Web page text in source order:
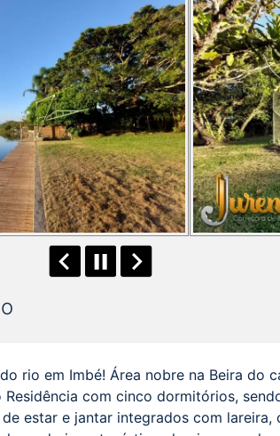
rio em Imbé! Área nobre na Beira do
Residência com cinco dormitórios,
estar e jantar integrados com